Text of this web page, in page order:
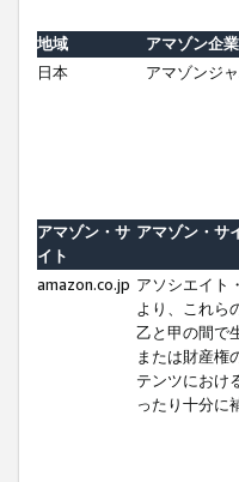
地域
アマゾン企業
日本
アマゾンジ
アマゾン・サ
イト
アマゾン・サ
amazon.co.jp アソシエイト
より、これら
乙と甲の間で
または財産権
テンツにおけ
ったり十分に